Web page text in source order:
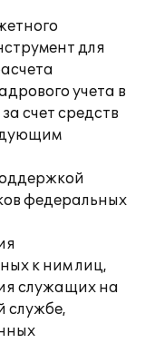
для
учета в
счет средств
федеральных
к ним лиц,
служащих на
службе,